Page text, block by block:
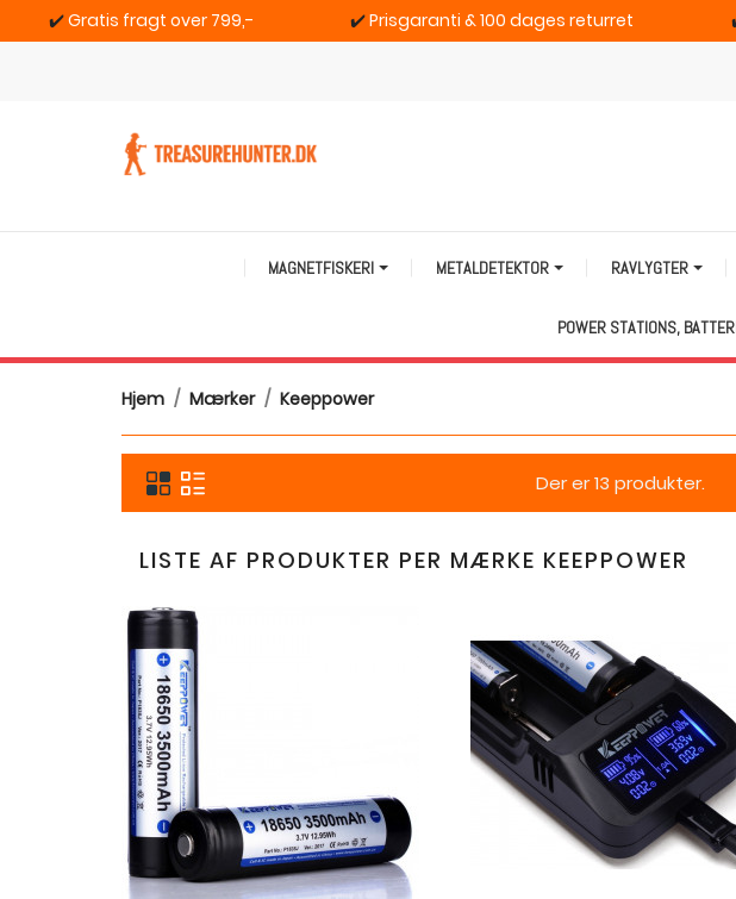
✔️Gratis fragt over 799,- ✔️Prisgaranti & 100 dages returret
MAGNETFISKERI METALDETEKTOR RAVLYGTER
POWER STATIONS,
Hjem Mærker Keeppower
Der er 13 produkter.
LISTE AF PRODUKTER PER MÆRKE KEEPPOWER